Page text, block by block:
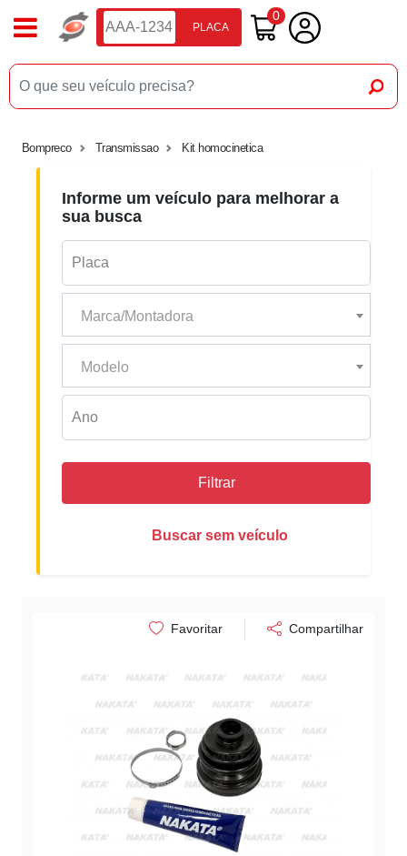
PLACA
0
Bompreco Transmissao Kit homocinetica
Informe um veículo para melhorar a
sua busca
Marca/Montadora
Modelo
Filtrar
Buscar sem veículo
Favoritar Compartilhar